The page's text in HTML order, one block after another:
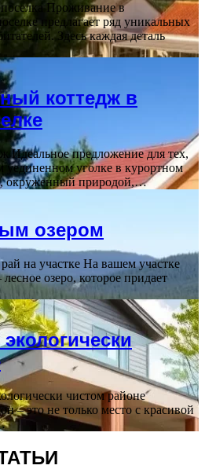
Проживание в
предлагает ряд уникальных
Здесь каждая деталь
коттедж в
Идеальное предложение для тех,
уединенном уголке в курортном
окруженный природой,…
озером
на участке На вашем участке
озеро, которое придает
чистом районе
– это не только место с красивой